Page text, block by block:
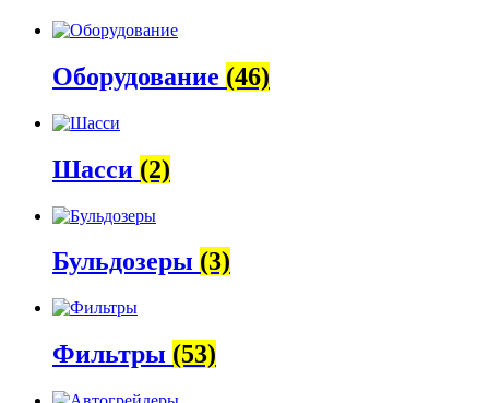
Оборудование (46)
Шасси (2)
Бульдозеры (3)
Фильтры (53)